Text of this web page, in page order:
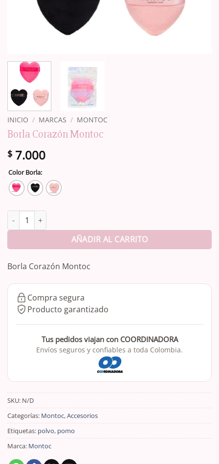
INICIO / MARCAS / MONTOC
Borla Corazón Montoc
$ 7.000
Color Borla:
Borla Corazón Montoc cantidad
AÑADIR AL CARRITO
Borla Corazón Montoc
Compra segura
Producto garantizado
Tus pedidos viajan con COORDINADORA
Envíos seguros y confiables a toda Colombia.
SKU: N/D
Categorías: Montoc,Accesorios
Etiquetas: polvo, pomo
Marca: Montoc